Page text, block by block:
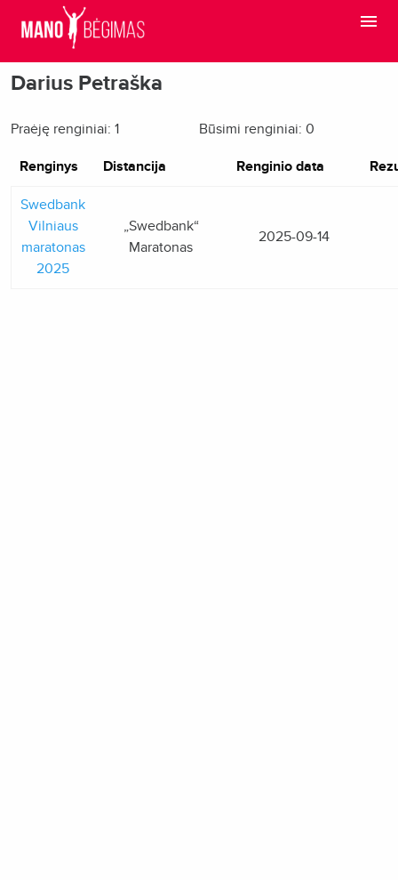
Darius Petraška
Praėję renginiai: 1 Būsimi renginiai: 0
Renginys Distancija Renginio data
Swedbank
Vilniaus
maratonas
2025
„Swedbank“
Maratonas
2025-09-14